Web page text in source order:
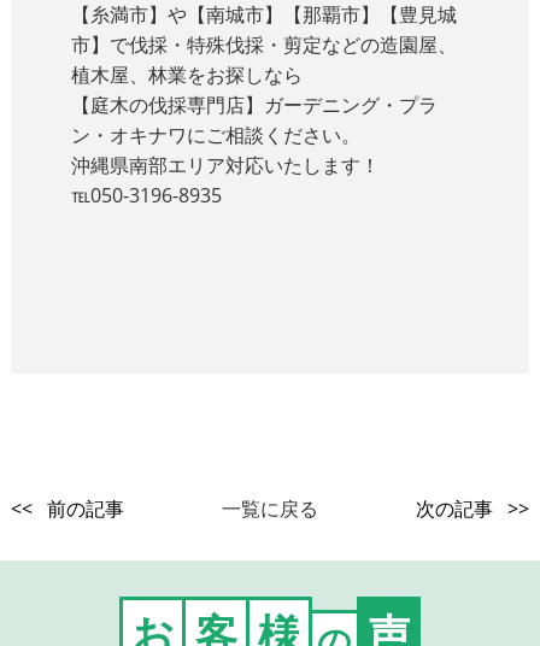
【糸満市】や【南城市】【那覇市】【豊見城
市】で伐採・特殊伐採・剪定などの造園屋、
植木屋、林業をお探しなら
【庭木の伐採専門店】ガーデニング・プラ
ン・オキナワにご相談ください。
沖縄県南部エリア対応いたします！
℡050-3196-8935
<< 前の記事 一覧に戻る 次の記事 >>
お 客 様 声